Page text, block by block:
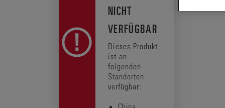
NICHT
VERFÜGBAR
Dieses Produkt
ist an
folgenden
Standorten
verfügbar: